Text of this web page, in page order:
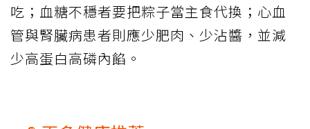
吃；血糖不穩者要把粽子當主食代換；心血
管與腎臟病患者則應少肥肉、少沾醬，並減
少高蛋白高磷內餡。